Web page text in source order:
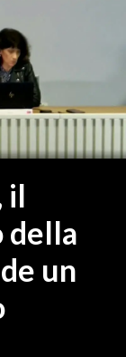
il
della
un